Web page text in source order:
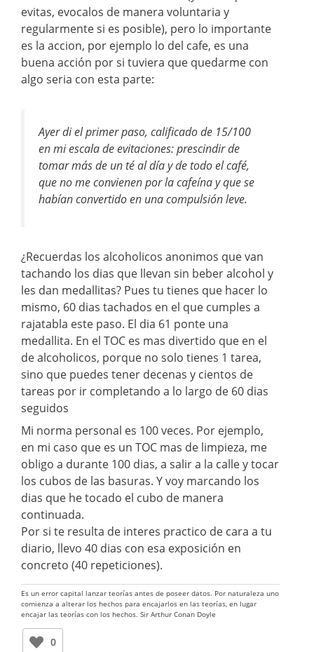
evitas, evocalos de manera voluntaria y
regularmente si es posible), pero lo importante
es la accion, por ejemplo lo del cafe, es una
buena acción por si tuviera que quedarme con
algo seria con esta parte:
Ayer di el primer paso, calificado de 15/100
en mi escala de evitaciones: prescindir de
tomar más de un té al día y de todo el café,
que no me convienen por la cafeína y que se
habían convertido en una compulsión leve.
¿Recuerdas los alcoholicos anonimos que van
tachando los dias que llevan sin beber alcohol y
les dan medallitas? Pues tu tienes que hacer lo
mismo, 60 dias tachados en el que cumples a
rajatabla este paso. El dia 61 ponte una
medallita. En el TOC es mas divertido que en el
de alcoholicos, porque no solo tienes 1 tarea,
sino que puedes tener decenas y cientos de
tareas por ir completando a lo largo de 60 dias
seguidos
Mi norma personal es 100 veces. Por ejemplo,
en mi caso que es un TOC mas de limpieza, me
obligo a durante 100 dias, a salir a la calle y tocar
los cubos de las basuras. Y voy marcando los
dias que he tocado el cubo de manera
continuada.
Por si te resulta de interes practico de cara a tu
diario, llevo 40 dias con esa exposición en
concreto (40 repeticiones).
Es un error capital lanzar teorías antes de poseer datos. Por naturaleza uno
comienza a alterar los hechos para encajarlos en las teorías, en lugar
encajar las teorías con los hechos. Sir Arthur Conan Doyle
0